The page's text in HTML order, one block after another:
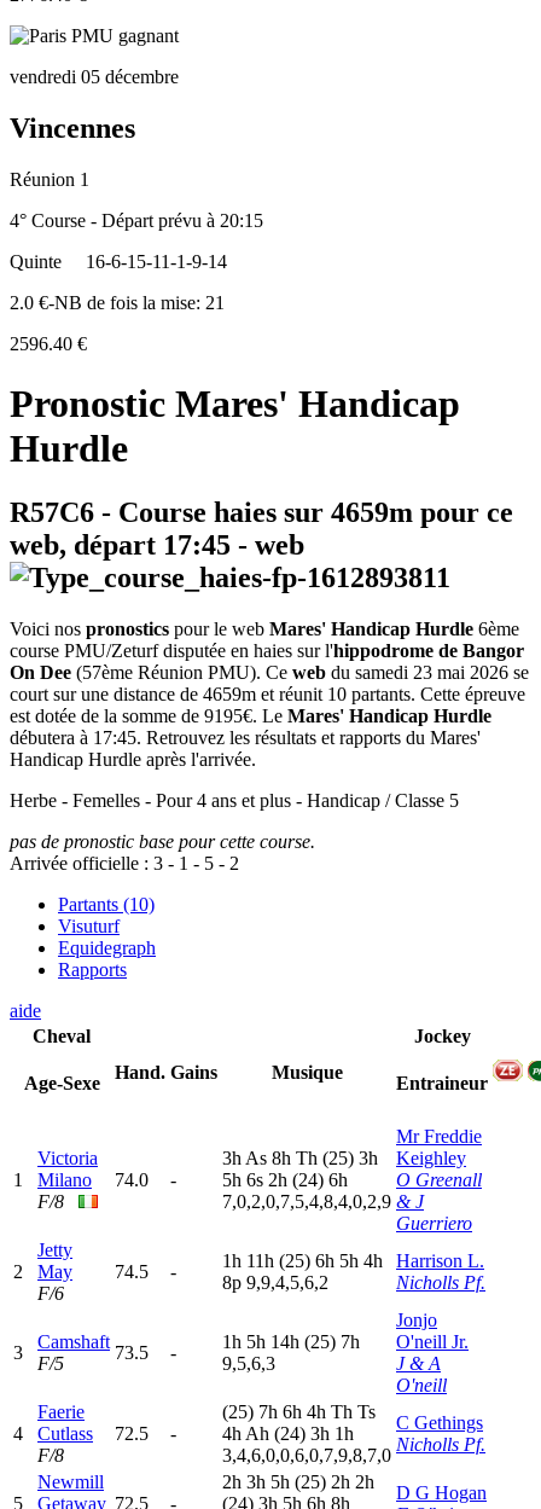
vendredi 05 décembre
Vincennes
Réunion 1
4° Course - Départ prévu à 20:15
Quinte
16-6-15-11-1-9-14
2.0 €-NB de fois la mise: 21
2596.40 €
Pronostic Mares' Handicap
Hurdle
R57C6 - Course haies sur 4659m pour ce
web, départ 17:45 - web
Voici nos pronostics pour le web Mares' Handicap Hurdle 6ème
course PMU/Zeturf disputée en haies sur l'hippodrome de Bangor
On Dee (57ème Réunion PMU). Ce web du samedi 23 mai 2026 se
court sur une distance de 4659m et réunit 10 partants. Cette épreuve
est dotée de la somme de 9195€. Le Mares' Handicap Hurdle
débutera à 17:45. Retrouvez les résultats et rapports du Mares'
Handicap Hurdle après l'arrivée.
Herbe - Femelles - Pour 4 ans et plus - Handicap / Classe 5
pas de pronostic base pour cette course.
Arrivée officielle : 3 - 1 - 5 - 2
Partants (10)
Visuturf
Equidegraph
Rapports
aide
Cheval
Age-Sexe
Hand. Gains Musique
Jockey
Entraineur
1
Victoria
Milano
F/8
74.0 -
3h As 8h Th (25) 3h
5h 6s 2h (24) 6h
7,0,2,0,7,5,4,8,4,0,2,9
Mr Freddie
Keighley
O Greenall
& J
Guerriero
2
Jetty
May
F/6
74.5 -
1h 11h (25) 6h 5h 4h
8p 9,9,4,5,6,2
Harrison L.
Nicholls Pf.
3
Camshaft
F/5
73.5 -
1h 5h 14h (25) 7h
9,5,6,3
Jonjo
O'neill Jr.
J & A
O'neill
4
Faerie
Cutlass
F/8
72.5 -
(25) 7h 6h 4h Th Ts
4h Ah (24) 3h 1h
3,4,6,0,0,6,0,7,9,8,7,0
C Gethings
Nicholls Pf.
5
Newmill
Getaway 72.5 -
2h 3h 5h (25) 2h 2h
(24) 3h 5h 6h 8h
D G Hogan